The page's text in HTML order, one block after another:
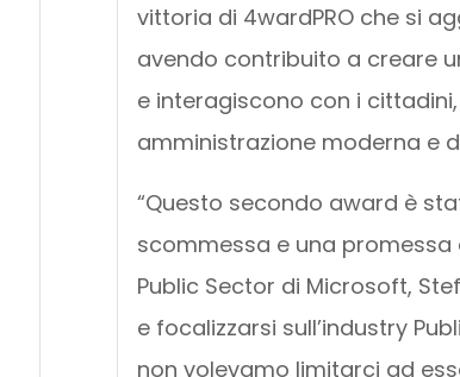
vittoria di 4wardPRO che si
avendo contribuito a creare
e interagiscono con i
amministrazione moderna e
“Questo secondo award è
scommessa e una
Public Sector di Microsoft,
e focalizzarsi sull’industry
non volevamo limitarci ad